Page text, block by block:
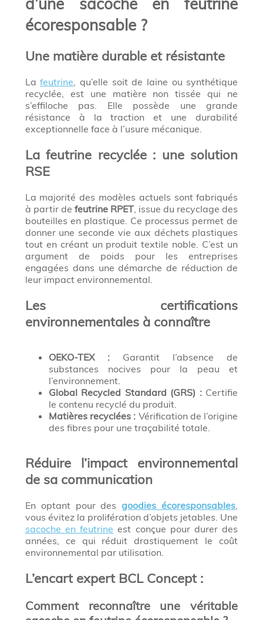
d’une sacoche en feutrine
écoresponsable ?
Une matière durable et résistante
Lafeutrine, qu’elle soit de laine ou synthétique
recyclée, est une matière non tissée qui ne
s’effiloche pas. Elle possède une grande
résistance à la traction et une durabilité
exceptionnelle face à l’usure mécanique.
La feutrine recyclée : une solution
RSE
La majorité des modèles actuels sont fabriqués
à partir de feutrine RPET, issue du recyclage des
bouteilles en plastique. Ce processus permet de
donner une seconde vie aux déchets plastiques
tout en créant un produit textile noble. C’est un
argument de poids pour les entreprises
engagées dans une démarche de réduction de
leur impact environnemental.
Les certifications
environnementales à connaître
OEKO-TEX :Garantit l’absence de
substances nocives pour la peau et
l’environnement.
Global Recycled Standard (GRS) :Certifie
le contenu recyclé du produit.
Matières recyclées : Vérification de l’origine
des fibres pour une traçabilité totale.
Réduire l’impact environnemental
de sa communication
En optant pour desgoodies écoresponsables,
vous évitez la prolifération d’objets jetables. Une
sacoche en feutrine est conçue pour durer des
années, ce qui réduit drastiquement le coût
environnemental par utilisation.
L’encart expert BCL Concept :
Comment reconnaître une véritable